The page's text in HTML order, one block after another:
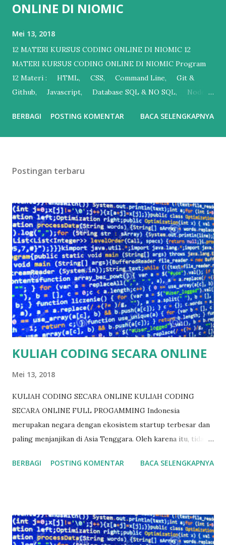
ONLINE DI NIOMIC
Mei 13, 2018
12 MATERI KURSUS CODING ONLINE DI NIOMIC 12
MATERI KURSUS CODING ONLINE DI NIOMIC Program
12 Materi : HTML, CSS, Command Line, Git &
Github, Javascript, Database SQL & NO SQL, Node
AWS/GOOGLE/HEROKU, PHP, Golang. 12 Materi
materi yang sudah diupload tersebut setiap saat. Setiap
Senin : 07.00 WIB - 10.00 WIB, 19.30 WIB - 22.30 WIB Selasa
: 07.00 WIB - 10.00 WIB, 19.30 WIB - 22.30 WIB Rabu : 07.00
WIB - 10.00 WIB, 19.30 WIB - 22.30 WIB Kamis : 07.00 WIB -
10.0...
BERBAGI POSTING KOMENTAR BACA SELENGKAPNYA
Postingan terbaru
KULIAH CODING SECARA ONLINE
Mei 13, 2018
KULIAH CODING SECARA ONLINE KULIAH CODING
SECARA ONLINE FULL PROGAMMING Indonesia
merupakan negara dengan ekosistem startup terbesar dan
paling menjanjikan di Asia Tenggara. Oleh karena itu, tidak
berbondong-bondong memasuki Indonesia (terutama dari
Hampir setiap hari kita disuguhi berita-berita seputar
perusahaan startup asal Indonesia yang menjuarai
BERBAGI POSTING KOMENTAR BACA SELENGKAPNYA